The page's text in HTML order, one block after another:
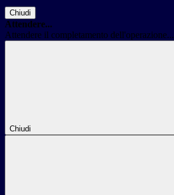
Chiudi
Attendere...
Attendere il completamento dell'operazione...
Chiudi